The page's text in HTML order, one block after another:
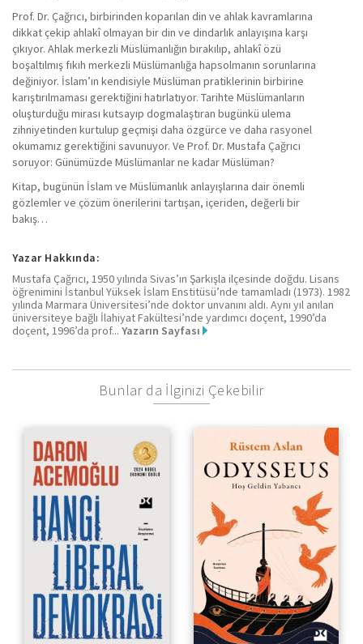
Prof. Dr. Çağrıcı, birbirinden koparılan din ve ahlak kavramlarına
dikkat çekip ahlakî olmayan bir din ve dindarlık anlayışına karşı
çıkıyor. Ahlak merkezli Müslümanlığın bırakılıp, ahlakî özü
boşaltılmış fıkıh merkezli Müslümanlığa hapsolmanın sorunlarına
değiniyor. İslam’ın kendisiyle Müslüman pratiklerinin birbirine
karıştırılmaması gerektiğini hatırlatıyor. Tarihte Müslümanların
oluşturduğu mirası kutsayıp dogmalaştıran bugünkü ulema
zihniyetinden kurtulup geçmişi daha özgürce ve daha rasyonel
okumamız gerektiğini savunuyor. Ve Prof. Dr. Mustafa Çağrıcı
soruyor: Günümüzde Müslümanlar ne kadar Müslüman?
Kitap, bugünün İslam ve Müslümanlık anlayışlarına dair önemli
gözlemler ve çözüm önerilerini tartışan, içeriden, değerli bir
bakış…
Yazar Hakkında:
Mustafa Çağrıcı, 1950 yılında Sivas’ın Şarkışla ilçesinde doğdu. Lisans
öğrenimini İstanbul Yüksek İslam Enstitüsü’nde tamamladı (1973). 1982
yılında Marmara Üniversitesi’nde doktor unvanını aldı. Aynı yıl anılan
üniversiteye bağlı İlahiyat Fakültesi’nde yardımcı doçent, 1990’da
doçent, 1996’da prof... Yazarın Sayfası
Bunlar da İlginizi Çekebilir
Hoş Geldin Yabancı
Dünya’yı
Kimyasal Elementin
ve Geleceği